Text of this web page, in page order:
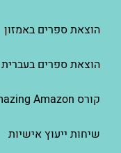
הוצאת ספרים באמזון
הוצאת ספרים בעברית
קורס Amazing Amazon
שיחות ייעוץ אישיות